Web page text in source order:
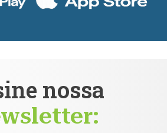
nossa